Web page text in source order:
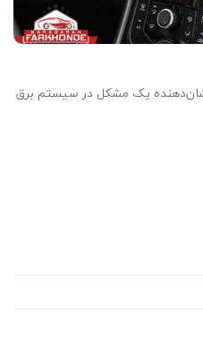
یک مشکل در سیستم برق